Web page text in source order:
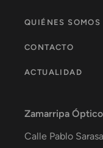
QUIÉNES SOMOS
CONTACTO
ACTUALIDAD
Zamarripa
Calle Pablo